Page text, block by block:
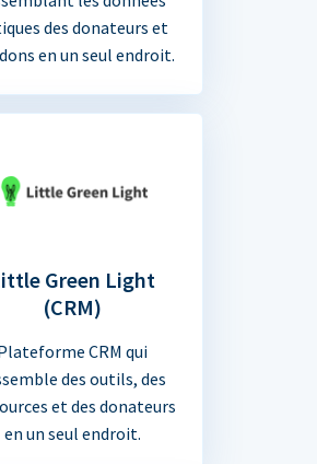
des donateurs et
en un seul endroit.
Green Light
(CRM)
CRM qui
des outils, des
et des donateurs
en un seul endroit.